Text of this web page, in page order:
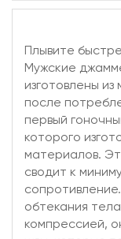
Плывите
Мужские
изготовлены
после
первый
которого
материалов.
сводит к
обтекания
компрессией,